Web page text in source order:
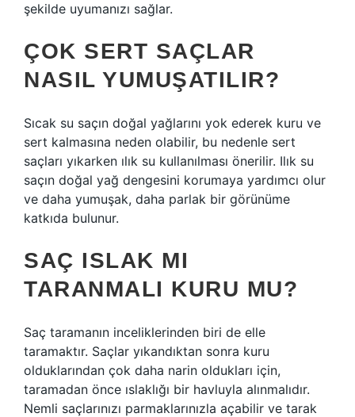
şekilde uyumanızı sağlar.
ÇOK SERT SAÇLAR
NASIL YUMUŞATILIR?
Sıcak su saçın doğal yağlarını yok ederek kuru ve
sert kalmasına neden olabilir, bu nedenle sert
saçları yıkarken ılık su kullanılması önerilir. Ilık su
saçın doğal yağ dengesini korumaya yardımcı olur
ve daha yumuşak, daha parlak bir görünüme
katkıda bulunur.
SAÇ ISLAK MI
TARANMALI KURU MU?
Saç taramanın inceliklerinden biri de elle
taramaktır. Saçlar yıkandıktan sonra kuru
olduklarından çok daha narin oldukları için,
taramadan önce ıslaklığı bir havluyla alınmalıdır.
Nemli saçlarınızı parmaklarınızla açabilir ve tarak